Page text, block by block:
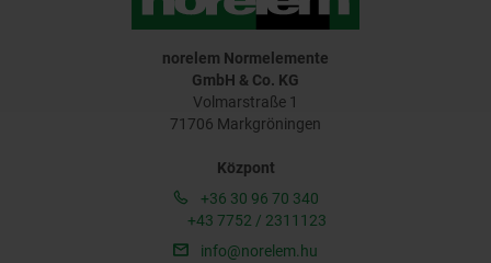
norelem Normelemente
GmbH & Co. KG
Volmarstraße 1
71706 Markgröningen
Központ
+36 30 96 70 340
+43 7752 / 2311123
info@norelem.hu